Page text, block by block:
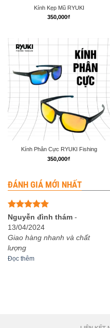
Kính Kẹp Mũ RYUKI
350,000₫
Kính Phân Cực RYUKI Fishing
350,000₫
ĐÁNH GIÁ MỚI NHẤT
Được xếp
hạng55
sao
Nguyễn đình thám-
13/04/2024
Giao hàng nhanh và chất
lượng
Đọc thêm